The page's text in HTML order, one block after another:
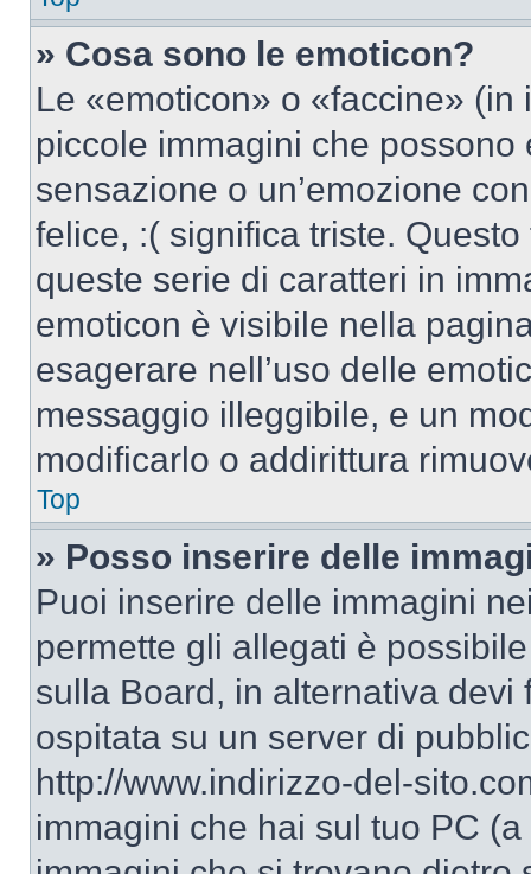
» Cosa sono le emoticon?
Le «emoticon» o «faccine»
piccole immagini che
sensazione o un’emozione
felice, :( significa triste.
queste serie di caratteri in
emoticon è visibile nella
esagerare nell’uso delle
messaggio illeggibile, e un
modificarlo o addirittura
Top
» Posso inserire delle
Puoi inserire delle immagini
permette gli allegati è
sulla Board, in alternativa devi
ospitata su un server di
http://www.indirizzo-del-
immagini che hai sul tuo PC